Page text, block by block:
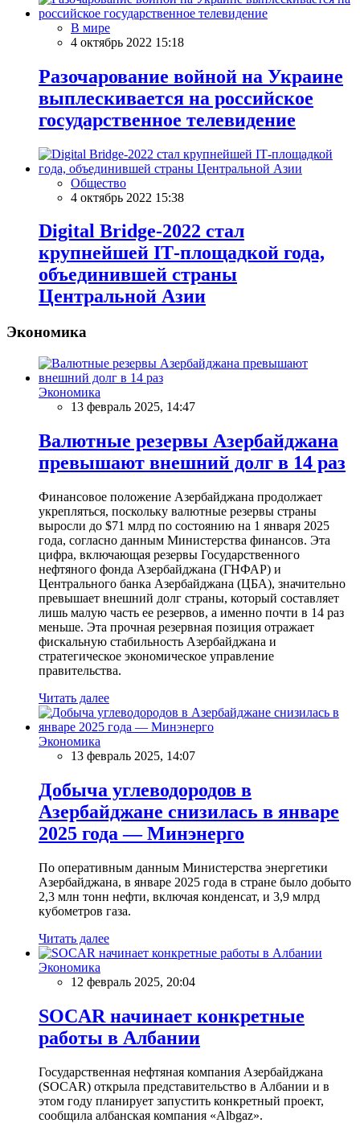
В мире
4 октябрь 2022 15:18
Разочарование войной на Украине
выплескивается на российское
государственное телевидение
Общество
4 октябрь 2022 15:38
Digital Bridge-2022 стал
крупнейшей IТ-площадкой года,
объединившей страны
Центральной Азии
Экономика
Экономика
13 февраль 2025, 14:47
Валютные резервы Азербайджана
превышают внешний долг в 14 раз
Финансовое положение Азербайджана продолжает
укрепляться, поскольку валютные резервы страны
выросли до $71 млрд по состоянию на 1 января 2025
года, согласно данным Министерства финансов. Эта
цифра, включающая резервы Государственного
нефтяного фонда Азербайджана (ГНФАР) и
Центрального банка Азербайджана (ЦБА), значительно
превышает внешний долг страны, который составляет
лишь малую часть ее резервов, а именно почти в 14 раз
меньше. Эта прочная резервная позиция отражает
фискальную стабильность Азербайджана и
стратегическое экономическое управление
правительства.
Читать далее
Экономика
13 февраль 2025, 14:07
Добыча углеводородов в
Азербайджане снизилась в январе
2025 года — Минэнерго
По оперативным данным Министерства энергетики
Азербайджана, в январе 2025 года в стране было добыто
2,3 млн тонн нефти, включая конденсат, и 3,9 млрд
кубометров газа.
Читать далее
Экономика
12 февраль 2025, 20:04
SOCAR начинает конкретные
работы в Албании
Государственная нефтяная компания Азербайджана
(SOCAR) открыла представительство в Албании и в
этом году планирует запустить конкретный проект,
сообщила албанская компания «Albgaz».